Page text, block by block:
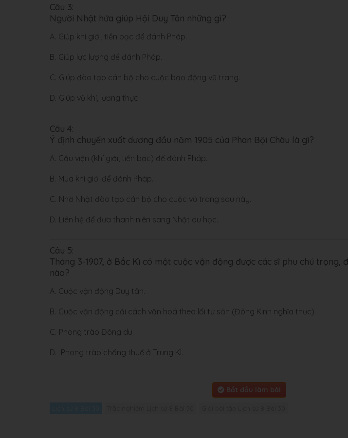
Câu 3:
Người Nhật hứa giúp Hội Duy Tân những gì?
A. Giúp khí giới, tiền bạc để đánh Pháp.
B. Giúp lực lượng để đánh Pháp.
C. Giúp đào tạo cán bộ cho cuộc bạo động vũ trang.
D. Giúp vũ khí, lương thực.
Câu 4:
Ý định chuyến xuất dương đầu năm 1905 của Phan Bội Châu là gì?
A. Cầu viện (khí giới, tiền bạc) để đánh Pháp.
B. Mua khí giới để đánh Pháp.
C. Nhờ Nhật đào tạo cán bộ cho cuộc vũ trang sau này.
D. Liên hệ để đưa thanh niên sang Nhật du học.
Câu 5:
Tháng 3-1907, ở Bắc Kì có một cuộc vận động được các sĩ phu chú trọng,
nào?
A. Cuộc vận động Duy tân.
B. Cuộc vận động cải cách văn hoá theo lối tư sản (Đông Kinh nghĩa thục).
C. Phong trào Đông du.
D. Phong trào chống thuế ở Trung Kì.
Bắt đầu làm bài